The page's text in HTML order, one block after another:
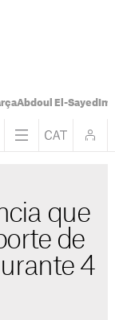
Abdoul El-Sayed
que
de
4